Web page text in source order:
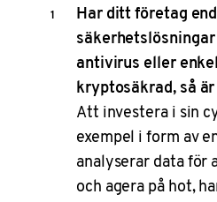
Har ditt företag
antivirus eller
kryptosäkrad, så
Att investera i sin
exempel i form av
analyserar data för
och agera på hot,